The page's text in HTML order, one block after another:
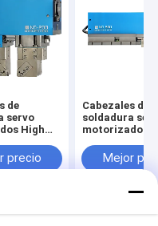
de
servo
High
precio
Cabezales de
soldadura
motorizados
configuración
electrodo
Mejor
Desktop Site